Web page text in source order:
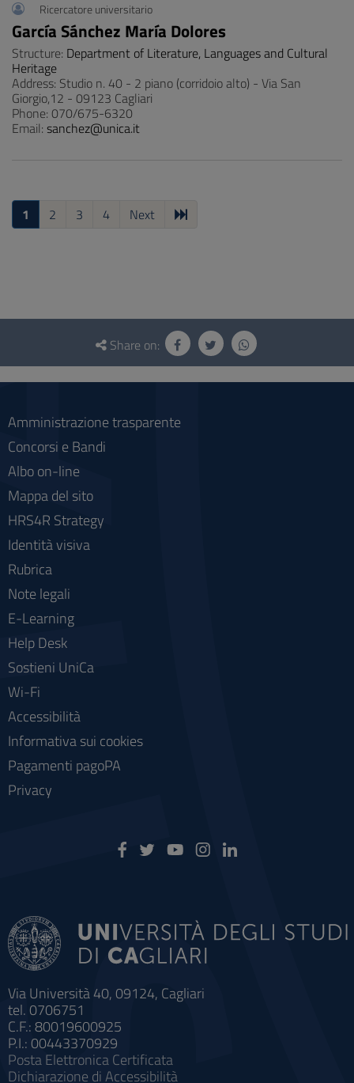
Ricercatore universitario
García Sánchez María Dolores
Structure: Department of Literature, Languages and Cultural
Heritage
Address: Studio n. 40 - 2 piano (corridoio alto) - Via San
Giorgio,12 - 09123 Cagliari
Phone: 070/675-6320
Email: sanchez@unica.it
1 2 3 4 Next
Questionnaire
social
Share on:
Via Università 40, 09124, Cagliari
tel. 0706751
C.F.: 80019600925
P.I.: 00443370929
Posta Elettronica Certificata
Dichiarazione di Accessibilità
Amministrazione trasparente
Concorsi e Bandi
Albo on-line
Mappa del sito
HRS4R Strategy
Identità visiva
Rubrica
Note legali
E-Learning
Help Desk
Sostieni UniCa
Wi-Fi
Accessibilità
Informativa sui cookies
Pagamenti pagoPA
Privacy